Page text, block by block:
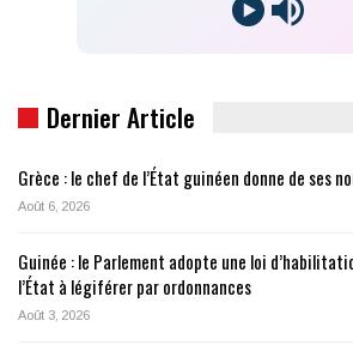
Dernier Article
Grèce : le chef de l’État guinéen donne de ses
Août 6, 2026
Guinée : le Parlement adopte une loi
l’État à légiférer par ordonnances
Août 3, 2026